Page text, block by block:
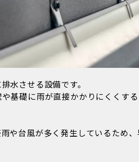
水させる設備です。
基礎に雨が直接かかりにくくす
や台風が多く発生しているため